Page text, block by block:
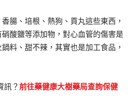
腸、培根、熱狗、貢丸這些東西，
酸鹽等添加物，對心血管的傷害是
料、甜不辣，其實也是加工食品，
訊？ 前往藥健康大樹藥局查詢保健